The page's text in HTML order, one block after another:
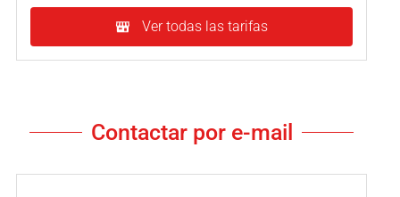
Ver todas las tarifas
Contactar por e-mail